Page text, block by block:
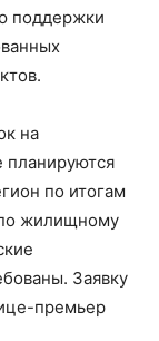
поддержки
на
планируются
по итогам
по жилищному
Заявку
премьер